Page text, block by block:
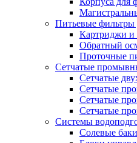
Питьевые фильтры
Картриджи и
Обратный
Проточные
Сетчатые
Сетчатые
Сетчатые
Сетчатые
Сетчатые
Системы
Солевые баки